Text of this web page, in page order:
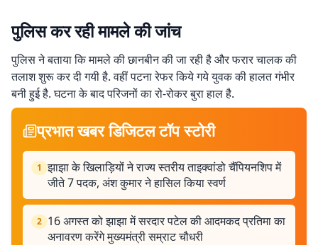
पुलिस कर रही मामले की जांच
पुलिस ने बताया कि मामले की छानबीन की जा रही है और फरार चालक की
तलाश शुरू कर दी गयी है. वहीं पटना रेफर किये गये युवक की हालत गंभीर
बनी हुई है. घटना के बाद परिजनों का रो-रोकर बुरा हाल है.
प्रभात खबर डिजिटल टॉप स्टोरी
1 झाझा के खिलाड़ियों ने राज्य स्तरीय ताइक्वांडो चैंपियनशिप में
जीते 7 पदक, अंश कुमार ने हासिल किया स्वर्ण
2 16 अगस्त को झाझा में सरदार पटेल की आदमकद प्रतिमा का
अनावरण करेंगे मुख्यमंत्री सम्राट चौधरी